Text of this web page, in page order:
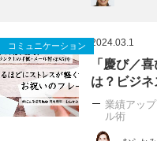
コミュニケーション 2024.03.1
「慶び／
は？ビジ
業績アッ
ル術